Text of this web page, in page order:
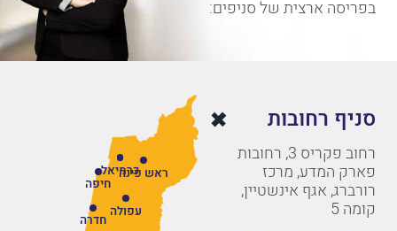
בפריסה ארצית של סניפים:
סניף רחובות
רחוב פקריס 3, רחובות
פארק המדע, מרכז
רורברג, אגף אינשטיין,
קומה 5
חיפה
חדרה
עפולה
ראש פינהכרמיאל